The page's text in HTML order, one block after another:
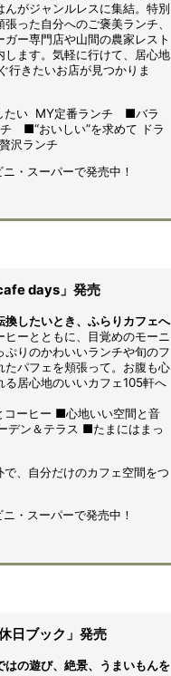
んがジャンルレスに集結。特別
った自分へのご褒美ランチ、
ガー専門店や山間の農家レスト
します。気軽に行けて、居心地
行きたいお店が見つかりま
たい MY定番ランチ ■バラ
■“おいしい”を求めて ドラ
沢ランチ
・スーパーで発売中！
days」発売
換したいとき、ふらりカフェへ
ヒーとともに、目覚めのモーニ
ぷりのかわいいランチや旬のフ
たパフェを頬張って。お腹も心
る居心地のいいカフェ105軒へ
ーヒー ■心地いい空間と音
デン＆テラス ■たまにはまっ
、自分だけのカフェ空間をつ
・スーパーで発売中！
日ブック」発売
はの遊び、絶景、うまいもんを